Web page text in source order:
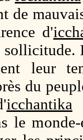
de
d'
sollicitude.
leur
du
icchantika
le